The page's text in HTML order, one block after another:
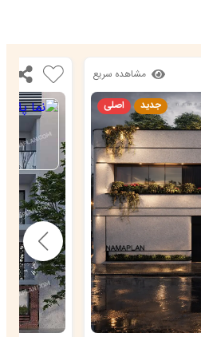
مشاهده سریع
جدید
اصلی